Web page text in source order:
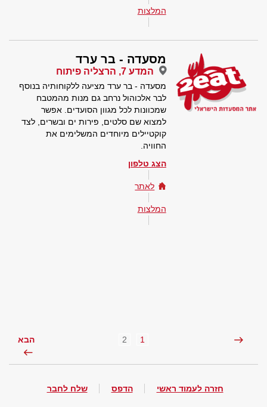
המלצות
מסעדה - בר ערד
המדע 7, הרצליה פיתוח
מסעדה - בר ערד מציעה ללקוחותיה בנוסף
לבר אלכוהול נרחב גם מנות מהמטבח
שמכוונות לכל מגוון הסועדים. אפשר
למצוא שם סלטים, פירות ים ובשרים, לצד
קוקטיילים מיוחדים המשלימים את
החוויה.
הצג טלפון
לאתר
המלצות
1
2 הבא
חזרה לעמוד ראשי הדפס שלח לחבר